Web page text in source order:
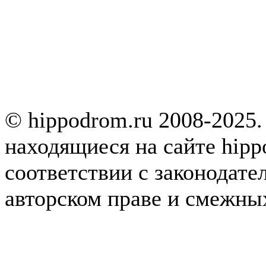
© hippodrom.ru 2008-
находящиеся на сайте
соответствии с
авторском праве и